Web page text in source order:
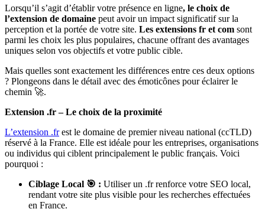
Lorsqu’il s’agit d’établir votre présence en ligne, le choix de
l’extension de domaine peut avoir un impact significatif sur la
perception et la portée de votre site. Les extensions fr et com sont
parmi les choix les plus populaires, chacune offrant des avantages
uniques selon vos objectifs et votre public cible.
Mais quelles sont exactement les différences entre ces deux options
? Plongeons dans le détail avec des émoticônes pour éclairer le
chemin 🚀.
Extension .fr – Le choix de la proximité
L’extension .frest le domaine de premier niveau national (ccTLD)
réservé à la France. Elle est idéale pour les entreprises, organisations
ou individus qui ciblent principalement le public français. Voici
pourquoi :
Ciblage Local 🎯 : Utiliser un .fr renforce votre SEO local,
rendant votre site plus visible pour les recherches effectuées
en France.